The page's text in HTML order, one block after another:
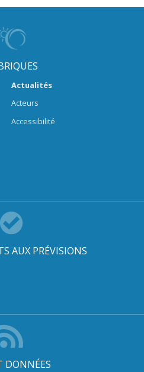
Actualités
Acteurs
Accessibilité
AUX PRÉVISIONS
DONNÉES